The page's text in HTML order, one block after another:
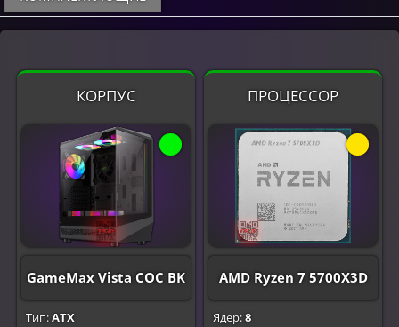
КОРПУС
GameMax Vista COC BK
Тип:ATX
ПРОЦЕССОР
AMD Ryzen 7 5700X3D
Ядер:8